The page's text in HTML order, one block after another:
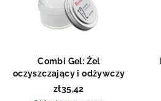
Combi Gel: Żel
oczyszczający i odżywczy
zł35,42